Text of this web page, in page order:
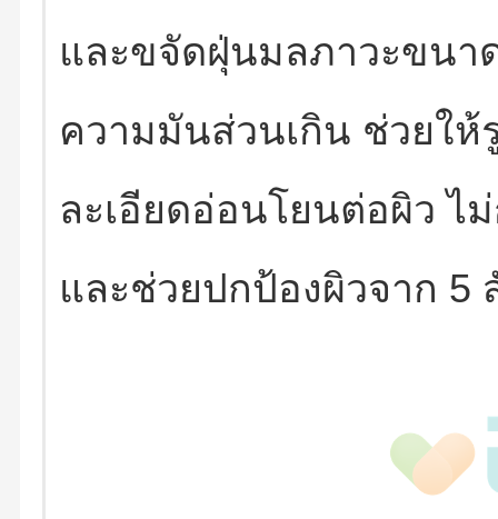
และขจัดฝุ่นมลภาวะขนา
ความมันส่วนเกิน ช่วยใ
ละเอียดอ่อนโยนต่อผิว ไ
และช่วยปกป้องผิวจาก